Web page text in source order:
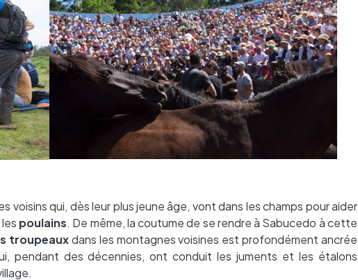
voisins qui, dès leur plus jeune âge, vont dans les champs pour aider
poulains. De même, la coutume de se rendre à Sabucedo à cette
troupeauxdans les montagnes voisines est profondément ancrée
pendant des décennies, ont conduit les juments et les étalons